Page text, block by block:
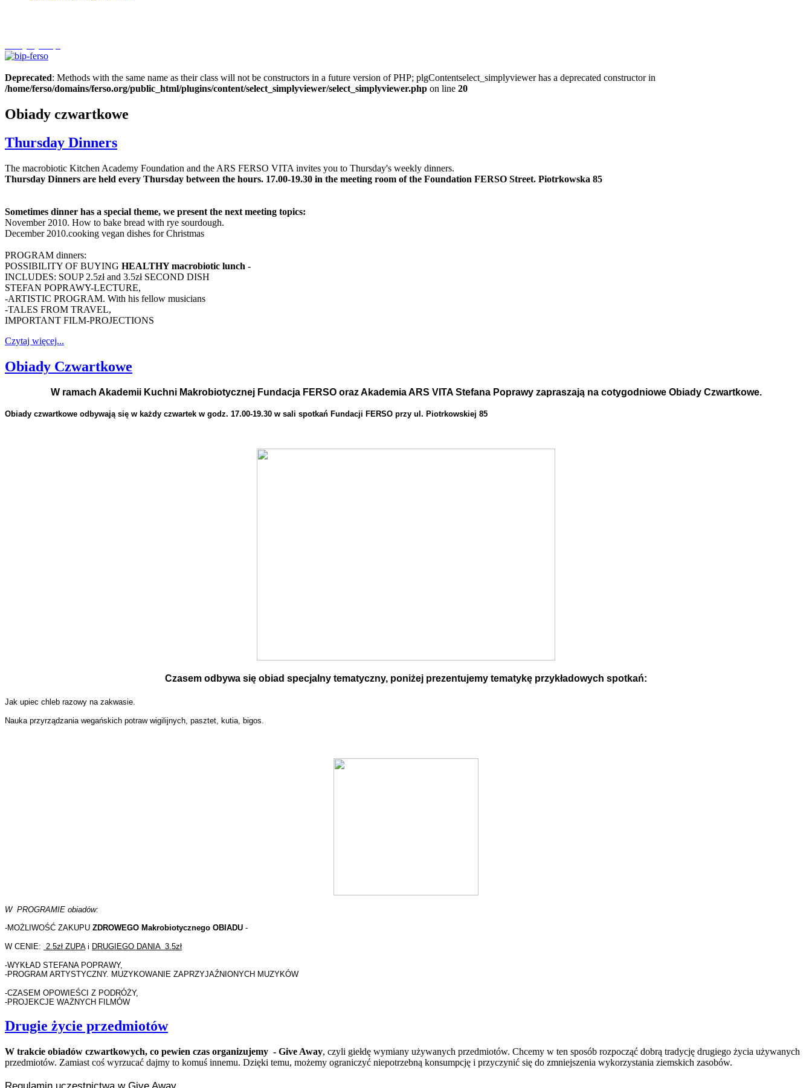
Deprecated: Methods with the same name as their class will not be constructors in a future version of PHP; plgContentselect_simplyviewer has a deprecated constructor in
/home/ferso/domains/ferso.org/public_html/plugins/content/select_simplyviewer/select_simplyviewer.php on line 20
Obiady czwartkowe
Thursday Dinners
The macrobiotic Kitchen Academy Foundation and the ARS FERSO VITA invites you to Thursday's weekly dinners.
Thursday Dinners are held every Thursday between the hours. 17.00-19.30 in the meeting room of the Foundation FERSO Street. Piotrkowska 85
Sometimes dinner has a special theme, we present the next meeting topics:
November 2010. How to bake bread with rye sourdough.
December 2010.cooking vegan dishes for Christmas
PROGRAM dinners:
POSSIBILITY OF BUYING HEALTHY macrobiotic lunch -
INCLUDES: SOUP 2.5zł and 3.5zł SECOND DISH
STEFAN POPRAWY-LECTURE,
-ARTISTIC PROGRAM. With his fellow musicians
-TALES FROM TRAVEL,
IMPORTANT FILM-PROJECTIONS
Czytaj więcej...
Obiady Czwartkowe
W ramach Akademii Kuchni Makrobiotycznej Fundacja FERSO oraz Akademia ARS VITA Stefana Poprawy zapraszają na cotygodniowe Obiady Czwartkowe.
Obiady czwartkowe odbywają się w każdy czwartek w godz. 17.00-19.30 w sali spotkań Fundacji FERSO przy ul. Piotrkowskiej 85
Czasem odbywa się obiad specjalny tematyczny, poniżej prezentujemy tematykę przykładowych spotkań:
Jak upiec chleb razowy na zakwasie.
Nauka przyrządzania wegańskich potraw wigilijnych, pasztet, kutia, bigos.
W PROGRAMIE obiadów:
-MOŻLIWOŚĆ ZAKUPU ZDROWEGO Makrobiotycznego OBIADU -
W CENIE: 2.5zł ZUPAi DRUGIEGO DANIA 3.5zł
-WYKŁAD STEFANA POPRAWY,
-PROGRAM ARTYSTYCZNY. MUZYKOWANIE ZAPRZYJAŹNIONYCH MUZYKÓW
-CZASEM OPOWIEŚCI Z PODRÓŻY,
-PROJEKCJE WAŻNYCH FILMÓW
Drugie życie przedmiotów
W trakcie obiadów czwartkowych, co pewien czas organizujemy - Give Away, czyli giełdę wymiany używanych przedmiotów. Chcemy w ten sposób rozpocząć dobrą tradycję drugiego życia używanych
przedmiotów. Zamiast coś wyrzucać dajmy to komuś innemu. Dzięki temu, możemy ograniczyć niepotrzebną konsumpcję i przyczynić się do zmniejszenia wykorzystania ziemskich zasobów.
Regulamin uczestnictwa w Give Away.